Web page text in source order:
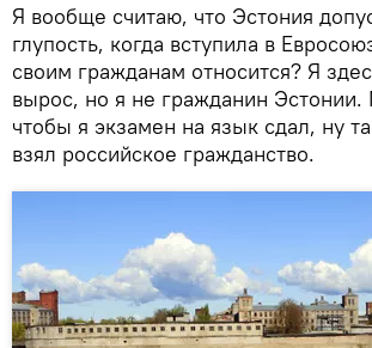
Я вообще считаю, что Эстония
глупость, когда вступила в
своим гражданам относится? Я
вырос, но я не гражданин Эстонии.
чтобы я экзамен на язык сдал, ну
взял российское гражданство.